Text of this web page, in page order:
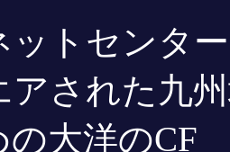
ットセンタ
アされた九
の大洋の